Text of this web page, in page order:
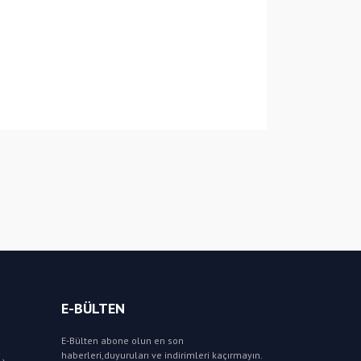
E-BÜLTEN
E-Bülten abone olun en son
haberleri,duyuruları ve indirimleri kaçırmayın.